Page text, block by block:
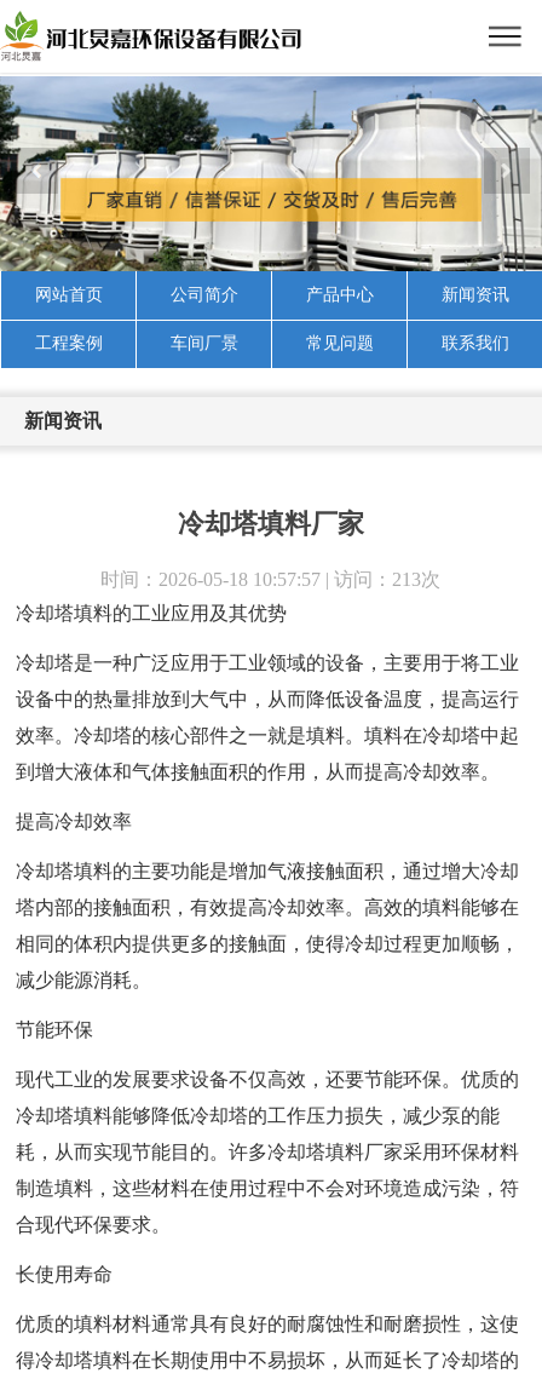
网站首页 公司简介 产品中心 新闻资讯
工程案例 车间厂景 常见问题 联系我们
新闻资讯
冷却塔填料厂家
时间：2026-05-18 10:57:57 | 访问：213次
冷却塔填料的工业应用及其优势
冷却塔是一种广泛应用于工业领域的设备，主要用于将工业
设备中的热量排放到大气中，从而降低设备温度，提高运行
效率。冷却塔的核心部件之一就是填料。填料在冷却塔中起
到增大液体和气体接触面积的作用，从而提高冷却效率。
提高冷却效率
冷却塔填料的主要功能是增加气液接触面积，通过增大冷却
塔内部的接触面积，有效提高冷却效率。高效的填料能够在
相同的体积内提供更多的接触面，使得冷却过程更加顺畅，
减少能源消耗。
节能环保
现代工业的发展要求设备不仅高效，还要节能环保。优质的
冷却塔填料能够降低冷却塔的工作压力损失，减少泵的能
耗，从而实现节能目的。许多冷却塔填料厂家采用环保材料
制造填料，这些材料在使用过程中不会对环境造成污染，符
合现代环保要求。
长使用寿命
优质的填料材料通常具有良好的耐腐蚀性和耐磨损性，这使
得冷却塔填料在长期使用中不易损坏，从而延长了冷却塔的